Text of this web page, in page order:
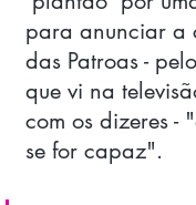
para anunciar a
das Patroas -
que vi na
com os dizeres -
se for capaz".